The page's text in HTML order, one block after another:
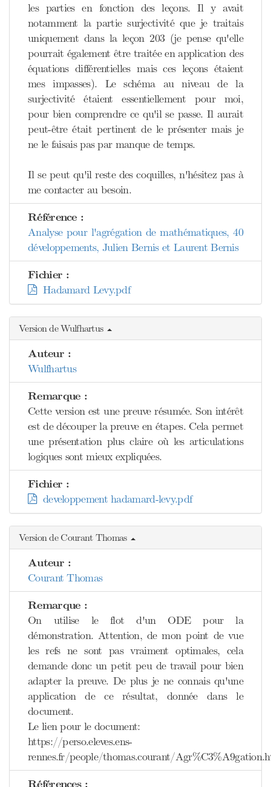
les parties en fonction des leçons. Il y avait
notamment la partie surjectivité que je traitais
uniquement dans la leçon 203 (je pense qu'elle
pourrait également être traitée en application des
équations différentielles mais ces leçons étaient
mes impasses). Le schéma au niveau de la
surjectivité étaient essentiellement pour moi,
pour bien comprendre ce qu'il se passe. Il aurait
peut-être était pertinent de le présenter mais je
ne le faisais pas par manque de temps.
Il se peut qu'il reste des coquilles, n'hésitez pas à
me contacter au besoin.
Référence :
Analyse pour l'agrégation de mathématiques, 40
développements, Julien Bernis et Laurent Bernis
Fichier :
Hadamard Levy.pdf
Version de Wulfhartus
Auteur :
Wulfhartus
Remarque :
Cette version est une preuve résumée. Son intérêt
est de découper la preuve en étapes. Cela permet
une présentation plus claire où les articulations
logiques sont mieux expliquées.
Fichier :
developpement hadamard-levy.pdf
Version de Courant Thomas
Auteur :
Courant Thomas
Remarque :
On utilise le flot d'un ODE pour la
démonstration. Attention, de mon point de vue
les refs ne sont pas vraiment optimales, cela
demande donc un petit peu de travail pour bien
adapter la preuve. De plus je ne connais qu'une
application de ce résultat, donnée dans le
document.
Le lien pour le document:
https://perso.eleves.ens-
rennes.fr/people/thomas.courant/